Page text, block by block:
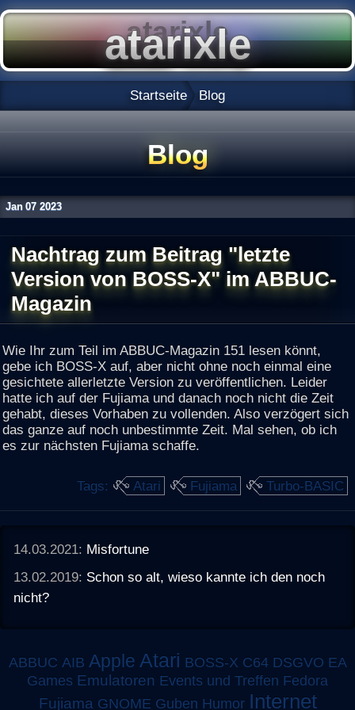
Startseite Blog
Blog
Jan 07 2023
Nachtrag zum Beitrag "letzte
Version von BOSS-X" im ABBUC-
Magazin
Wie Ihr zum Teil im ABBUC-Magazin 151 lesen könnt,
gebe ich BOSS-X auf, aber nicht ohne noch einmal eine
gesichtete allerletzte Version zu veröffentlichen. Leider
hatte ich auf der Fujiama und danach noch nicht die Zeit
gehabt, dieses Vorhaben zu vollenden. Also verzögert sich
das ganze auf noch unbestimmte Zeit. Mal sehen, ob ich
es zur nächsten Fujiama schaffe.
Tags: Atari Fujiama Turbo-BASIC
14.03.2021: Misfortune
13.02.2019: Schon so alt, wieso kannte ich den noch
nicht?
ABBUC AIB Apple Atari BOSS-X C64 DSGVO EA
Games Emulatoren Events und Treffen Fedora
Fujiama GNOME Guben Humor Internet